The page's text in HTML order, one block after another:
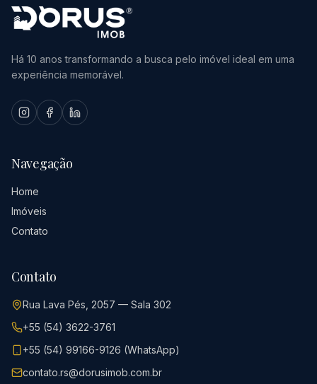
Há 10 anos transformando a busca pelo imóvel ideal em uma
experiência memorável.
Navegação
Home
Imóveis
Contato
Contato
Rua Lava Pés, 2057 — Sala 302
+55 (54) 3622-3761
+55 (54) 99166-9126 (WhatsApp)
contato.rs@dorusimob.com.br